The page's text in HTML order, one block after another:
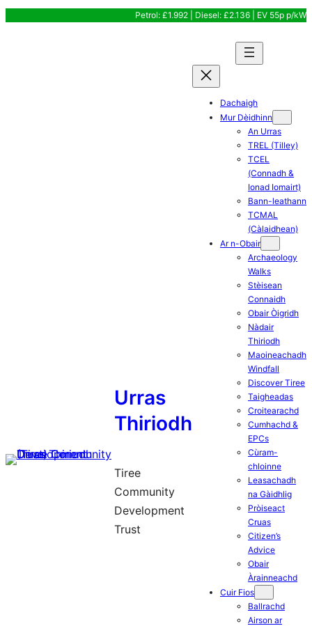
Petrol: £1.992 | Diesel: £2.136 | EV 55p p/kW
Urras
Thiriodh
Tiree
Community
Development
Trust
Dachaigh
Mur Dèidhinn
An Urras
TREL (Tilley)
TCEL
(Connadh &
Ionad Iomairt)
Bann-leathann
TCMAL
(Càlaidhean)
Ar n-Obair
Archaeology
Walks
Stèisean
Connaidh
Obair Òigridh
Nàdair
Thiriodh
Maoineachadh
Windfall
Discover Tiree
Taigheadas
Croitearachd
Cumhachd &
EPCs
Cùram-
chloinne
Leasachadh
na Gàidhlig
Pròiseact
Cruas
Citizen’s
Advice
Obair
Àrainneachd
Cuir Fios
Ballrachd
Airson ar